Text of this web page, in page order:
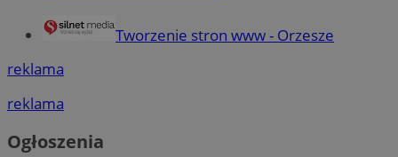
Tworzenie stron www - Orzesze
reklama
reklama
Ogłoszenia